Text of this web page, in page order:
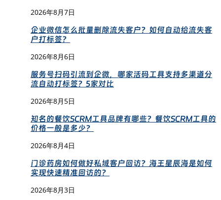
2026年8月7日
企业微信怎么批量删除流失客户？如何自动给流失客
户打标签？
2026年8月6日
服务号扫码引流到企微，哪家活码工具支持多渠道分
流自动打标签？5家对比
2026年8月5日
知名的餐饮SCRM工具品牌有哪些？餐饮SCRM工具的
价格一般是多少？
2026年8月4日
门诊药房如何做好私域客户回访？海王星辰海是如何
实现快速精准回访的？
2026年8月3日